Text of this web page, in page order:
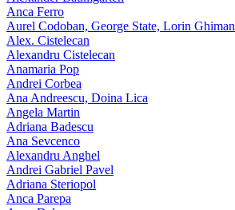
Anca Ferro
Aurel Codoban, George State, Lorin Ghiman
Alex. Cistelecan
Alexandru Cistelecan
Anamaria Pop
Andrei Corbea
Ana Andreescu, Doina Lica
Angela Martin
Adriana Badescu
Ana Sevcenco
Alexandru Anghel
Andrei Gabriel Pavel
Adriana Steriopol
Anca Parepa